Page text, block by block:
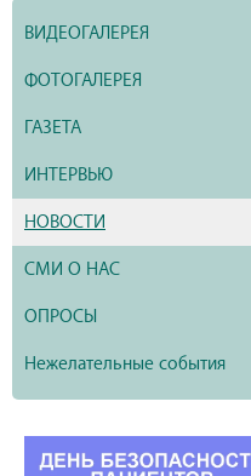
ВИДЕОГАЛЕРЕЯ
ФОТОГАЛЕРЕЯ
ГАЗЕТА
ИНТЕРВЬЮ
НОВОСТИ
СМИ О НАС
ОПРОСЫ
Нежелательные события